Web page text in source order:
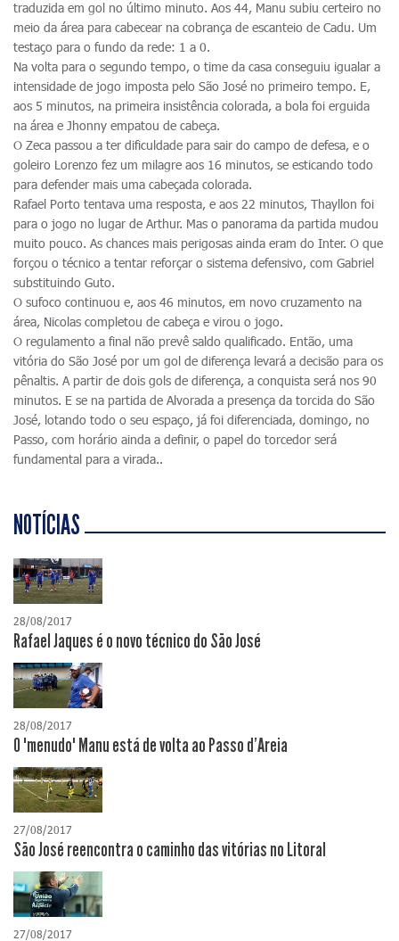
traduzida em gol no último minuto. Aos 44, Manu subiu certeiro no
meio da área para cabecear na cobrança de escanteio de Cadu. Um
testaço para o fundo da rede: 1 a 0.
Na volta para o segundo tempo, o time da casa conseguiu igualar a
intensidade de jogo imposta pelo São José no primeiro tempo. E,
aos 5 minutos, na primeira insistência colorada, a bola foi erguida
na área e Jhonny empatou de cabeça.
O Zeca passou a ter dificuldade para sair do campo de defesa, e o
goleiro Lorenzo fez um milagre aos 16 minutos, se esticando todo
para defender mais uma cabeçada colorada.
Rafael Porto tentava uma resposta, e aos 22 minutos, Thayllon foi
para o jogo no lugar de Arthur. Mas o panorama da partida mudou
muito pouco. As chances mais perigosas ainda eram do Inter. O que
forçou o técnico a tentar reforçar o sistema defensivo, com Gabriel
substituindo Guto.
O sufoco continuou e, aos 46 minutos, em novo cruzamento na
área, Nicolas completou de cabeça e virou o jogo.
O regulamento a final não prevê saldo qualificado. Então, uma
vitória do São José por um gol de diferença levará a decisão para os
pênaltis. A partir de dois gols de diferença, a conquista será nos 90
minutos. E se na partida de Alvorada a presença da torcida do São
José, lotando todo o seu espaço, já foi diferenciada, domingo, no
Passo, com horário ainda a definir, o papel do torcedor será
fundamental para a virada..
NOTÍCIAS
28/08/2017
Rafael Jaques é o novo técnico do São José
28/08/2017
O "menudo" Manu está de volta ao Passo d'Areia
27/08/2017
São José reencontra o caminho das vitórias no Litoral
27/08/2017